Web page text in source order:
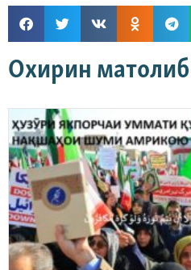
Охирин матолиб